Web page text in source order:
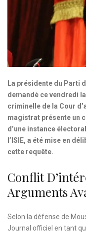
La présidente du Parti
demandé ce vendredi
criminelle de la Cour
magistrat présente un
d’une instance
l’ISIE, a été mise en
cette requête.
Conflit
Arguments
Selon la défense de
Journal officiel en tant